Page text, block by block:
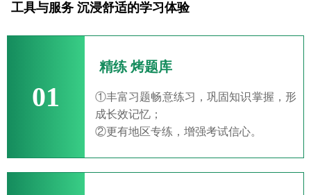
工具与服务 沉浸舒适的学习体验
01
精练 烤题库
①丰富习题畅意练习，巩固知识掌握，形
成长效记忆；
②更有地区专练，增强考试信心。